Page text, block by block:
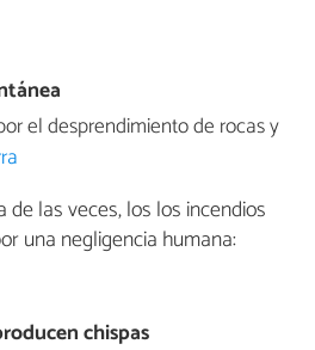
el desprendimiento de rocas y
de las veces, los los incendios
una negligencia humana:
chispas